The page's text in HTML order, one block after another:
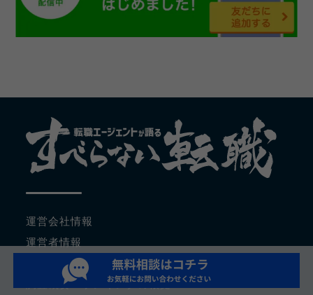
運営会社情報
運営者情報
コンテンツポリシー
調査概要・ランキングの根拠